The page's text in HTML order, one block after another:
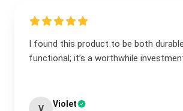
I found this product to be both
functional; it’s a worthwhile
V Violet